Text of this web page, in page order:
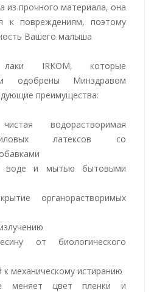
из прочного материала, она
к повреждениям, поэтому
Вашего малыша
лаки IRKOM, которые
одобрены Минздравом
преимущества:
водорастворимая
латексов со
воде и мытью бытовыми
органорастворимых
от биологического
механическому истиранию
меняет цвет пленки и